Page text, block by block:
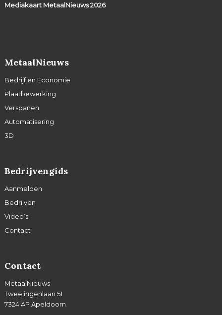
Mediakaart MetaalNieuws2026
MetaalNieuws
Bedrijf en Economie
Plaatbewerking
Verspanen
Automatisering
3D
Bedrijvengids
Aanmelden
Bedrijven
Video’s
Contact
Contact
MetaalNieuws
Tweelingenlaan 51
7324 AP Apeldoorn